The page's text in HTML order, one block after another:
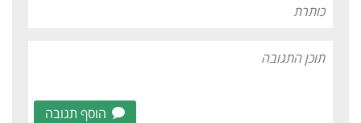
הוסף תגובה